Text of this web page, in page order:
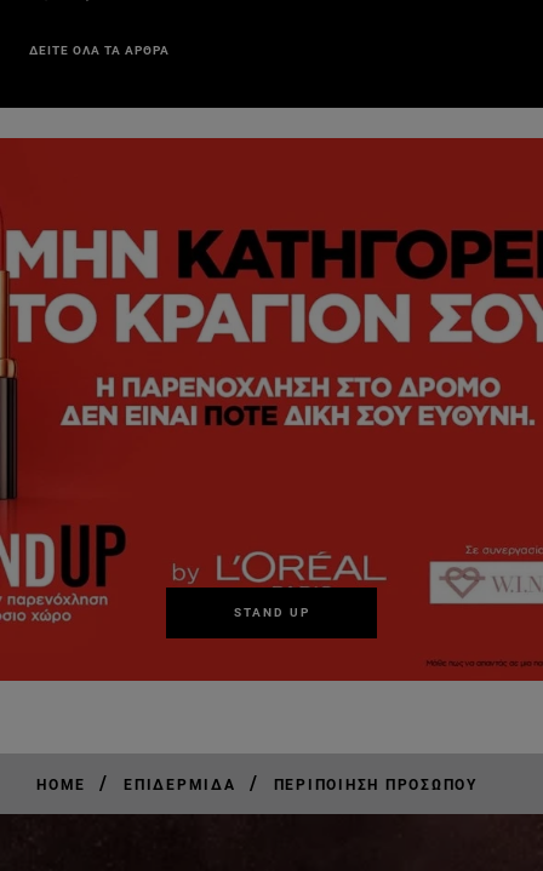
ΔΕΙΤΕ ΟΛΑ ΤΑ ΑΡΘΡΑ
STAND UP
HOME / ΕΠΙΔΕΡΜΊΔΑ / ΠΕΡΙΠΟΊΗΣΗ ΠΡΟΣΏΠΟΥ